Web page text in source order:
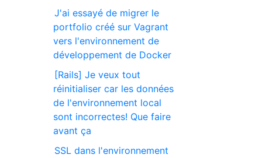
J'ai essayé de migrer le
portfolio créé sur Vagrant
vers l'environnement de
développement de Docker
[Rails] Je veux tout
réinitialiser car les données
de l'environnement local
sont incorrectes! Que faire
avant ça
SSL dans l'environnement